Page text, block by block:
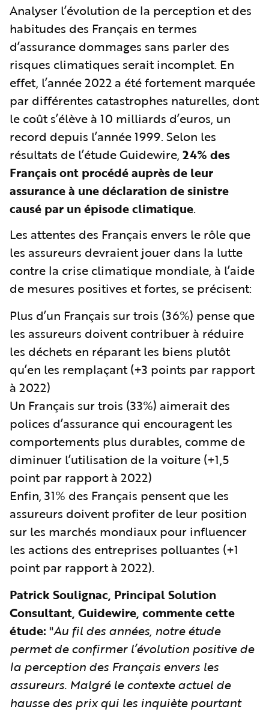
Analyser l’évolution de la perception et des
habitudes des Français en termes
d’assurance dommages sans parler des
risques climatiques serait incomplet. En
effet, l’année 2022 a été fortement marquée
par différentes catastrophes naturelles, dont
le coût s’élève à 10 milliards d’euros, un
record depuis l’année 1999. Selon les
résultats de l’étude Guidewire, 24% des
Français ont procédé auprès de leur
assurance à une déclaration de sinistre
causé par un épisode climatique.
Les attentes des Français envers le rôle que
les assureurs devraient jouer dans la lutte
contre la crise climatique mondiale, à l’aide
de mesures positives et fortes, se précisent:
Plus d’un Français sur trois (36%) pense que
les assureurs doivent contribuer à réduire
les déchets en réparant les biens plutôt
qu’en les remplaçant (+3 points par rapport
à 2022)
Un Français sur trois (33%) aimerait des
polices d’assurance qui encouragent les
comportements plus durables, comme de
diminuer l’utilisation de la voiture (+1,5
point par rapport à 2022)
Enfin, 31% des Français pensent que les
assureurs doivent profiter de leur position
sur les marchés mondiaux pour influencer
les actions des entreprises polluantes (+1
point par rapport à 2022).
Patrick Soulignac, Principal Solution
Consultant, Guidewire, commente cette
étude: "Au fil des années, notre étude
permet de confirmer l’évolution positive de
la perception des Français envers les
assureurs. Malgré le contexte actuel de
hausse des prix qui les inquiète pourtant